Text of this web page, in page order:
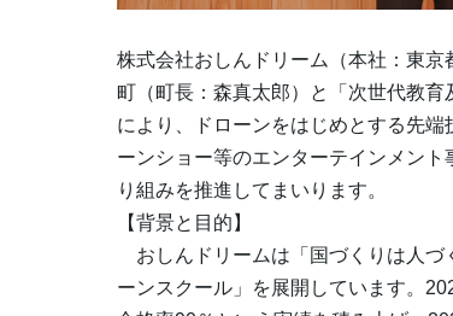
株式会社おしんドリーム（本社：東
町（町長：森真太郎）と「次世代教
により、ドローンをはじめとする先
ーンショー等のエンターテインメン
り組みを推進してまいります。
【背景と目的】
おしんドリームは「国づくりは人づ
ーンスクール」を展開しています。